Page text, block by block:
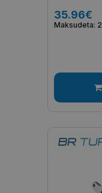
35.96€
Maksudeta: